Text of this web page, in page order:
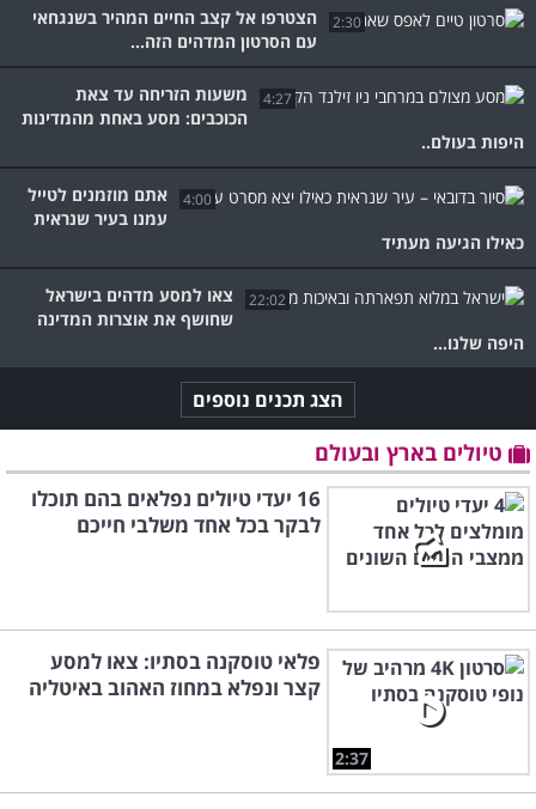
2:30
הצטרפו אל קצב החיים המהיר בשנגחאי
עם הסרטון המדהים הזה...
4:27
משעות הזריחה עד צאת
הכוכבים: מסע באחת מהמדינות
היפות בעולם..
4:00
אתם מוזמנים לטייל
עמנו בעיר שנראית
כאילו הגיעה מעתיד
22:02
צאו למסע מדהים בישראל
שחושף את אוצרות המדינה
היפה שלנו...
הצג תכנים נוספים
טיולים בארץ ובעולם
16 יעדי טיולים נפלאים בהם תוכלו
לבקר בכל אחד משלבי חייכם
2:37
פלאי טוסקנה בסתיו: צאו למסע
קצר ונפלא במחוז האהוב באיטליה